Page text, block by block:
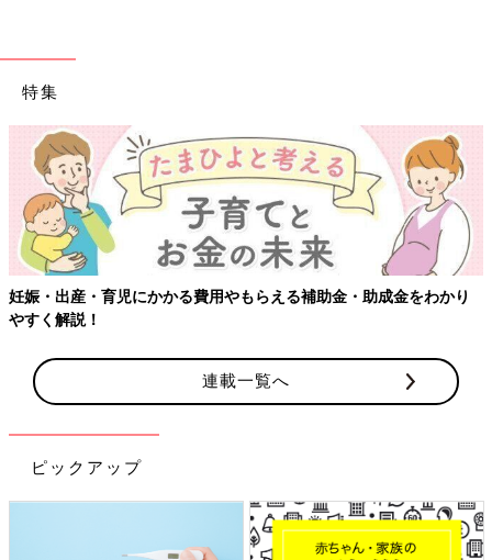
上の子たちが通っていた幼稚園は小さくて１学年１クラスしかな
かったため、クラス替えはありませんでした。進級してもただ先
生が代わるだけという感じでしたが、次女の通う幼稚園ではバッ
特集
出産・育児にかかる費用やもらえる補助金・助成金をわかり
解説！
【ワ
連載一覧へ
ピックアップ